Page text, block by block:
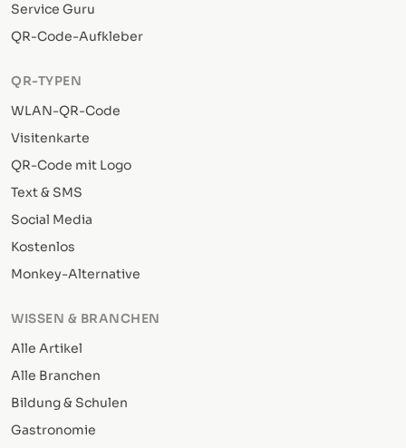
Service Guru
QR-Code-Aufkleber
QR-TYPEN
WLAN-QR-Code
Visitenkarte
QR-Code mit Logo
Text & SMS
Social Media
Kostenlos
Monkey-Alternative
WISSEN & BRANCHEN
Alle Artikel
Alle Branchen
Bildung & Schulen
Gastronomie